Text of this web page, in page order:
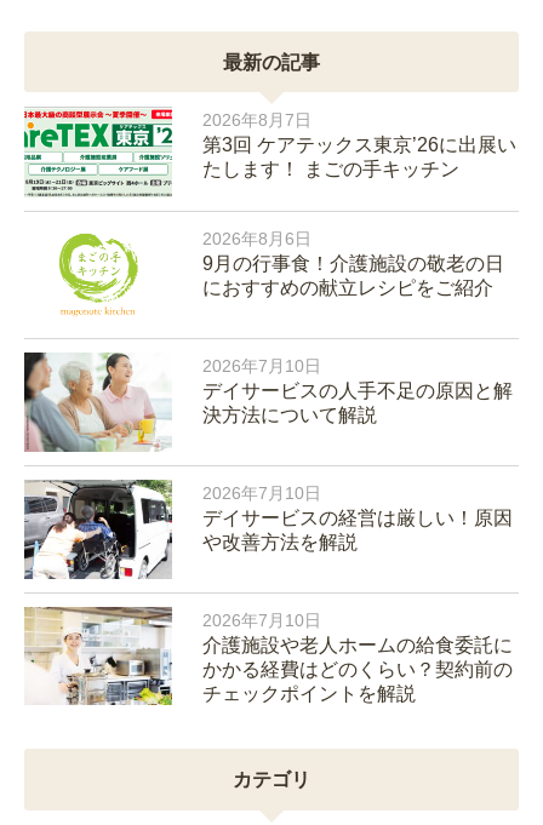
最新の記事
2026年8月7日
第3回 ケアテックス東京’26に出展い
たします！ まごの手キッチン
2026年8月6日
9月の行事食！介護施設の敬老の日
におすすめの献立レシピをご紹介
2026年7月10日
デイサービスの人手不足の原因と解
決方法について解説
2026年7月10日
デイサービスの経営は厳しい！原因
や改善方法を解説
2026年7月10日
介護施設や老人ホームの給食委託に
かかる経費はどのくらい？契約前の
チェックポイントを解説
カテゴリ